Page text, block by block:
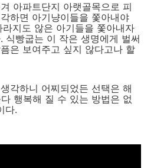
아파트단지 아랫골목으로 피
하면 아기냥이들을 쫓아내야
지도 않은 아기들을 쫓아내자
식빵굽는 이 작은 생명에게 벌써
은 보여주고 싶지 않다고나 할
각하니 어찌되었든 선택은 해
행복해 질 수 있는 방법은 없
다.